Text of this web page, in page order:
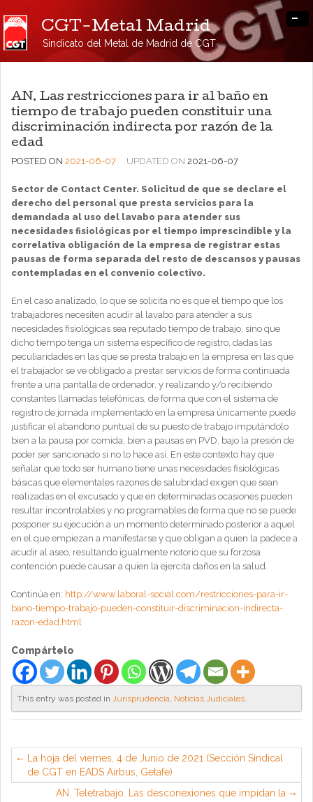
CGT-Metal Madrid
Sindicato del Metal de Madrid de CGT
-
AN. Las restricciones para ir al baño en
tiempo de trabajo pueden constituir una
discriminación indirecta por razón de la
edad
POSTED ON 2021-06-07 UPDATED ON 2021-06-07
Sector de Contact Center. Solicitud de que se declare el
derecho del personal que presta servicios para la
demandada al uso del lavabo para atender sus
necesidades fisiológicas por el tiempo imprescindible y la
correlativa obligación de la empresa de registrar estas
pausas de forma separada del resto de descansos y pausas
contempladas en el convenio colectivo.
En el caso analizado, lo que se solicita no es que el tiempo que los
trabajadores necesiten acudir al lavabo para atender a sus
necesidades fisiológicas sea reputado tiempo de trabajo, sino que
dicho tiempo tenga un sistema específico de registro, dadas las
peculiaridades en las que se presta trabajo en la empresa en las que
el trabajador se ve obligado a prestar servicios de forma continuada
frente a una pantalla de ordenador, y realizando y/o recibiendo
constantes llamadas telefónicas, de forma que con el sistema de
registro de jornada implementado en la empresa únicamente puede
justificar el abandono puntual de su puesto de trabajo imputándolo
bien a la pausa por comida, bien a pausas en PVD, bajo la presión de
poder ser sancionado si no lo hace así. En este contexto hay que
señalar que todo ser humano tiene unas necesidades fisiológicas
básicas que elementales razones de salubridad exigen que sean
realizadas en el excusado y que en determinadas ocasiones pueden
resultar incontrolables y no programables de forma que no se puede
posponer su ejecución a un momento determinado posterior a aquel
en el que empiezan a manifestarse y que obligan a quien la padece a
acudir al aseo, resultando igualmente notorio que su forzosa
contención puede causar a quien la ejercita daños en la salud.
Continúa en: http://www.laboral-social.com/restricciones-para-ir-
bano-tiempo-trabajo-pueden-constituir-discriminacion-indirecta-
razon-edad.html
Compártelo
This entry was posted in Jurisprudencia, Noticias Judiciales.
La hoja del viernes, 4 de Junio de 2021 (Sección Sindical
de CGT en EADS Airbus, Getafe)
AN. Teletrabajo. Las desconexiones que impidan la